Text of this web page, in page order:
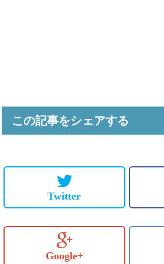
この記事をシェアする
Twitter
Google+